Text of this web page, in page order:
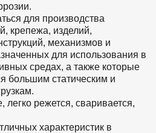
для производства
крепежа, изделий,
механизмов и
для использования в
средах, а также которые
большим статическим и
легко режется, сваривается,
характеристик в